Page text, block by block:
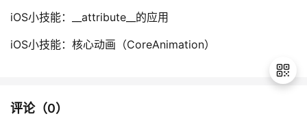
iOS小技能：__attribute__的应用
iOS小技能：核心动画（CoreAnimation）
评论（0）